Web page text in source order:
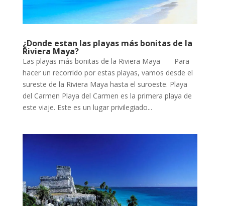
¿Donde estan las playas más bonitas de la
Riviera Maya?
Las playas más bonitas de la Riviera Maya Para
hacer un recorrido por estas playas, vamos desde el
sureste de la Riviera Maya hasta el suroeste. Playa
del Carmen Playa del Carmen es la primera playa de
este viaje. Este es un lugar privilegiado...